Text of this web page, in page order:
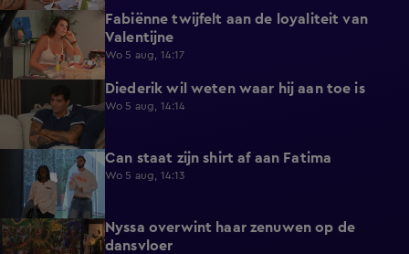
0:58
Fabiënne twijfelt aan de loyaliteit van
Valentijne
Wo 5 aug, 14:17
Diederik wil weten waar hij aan toe is
Wo 5 aug, 14:14
Can staat zijn shirt af aan Fatima
Wo 5 aug, 14:13
0:35
Nyssa overwint haar zenuwen op de
dansvloer